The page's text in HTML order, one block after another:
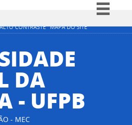
CONTRASTE MAPA DO SITE
Simplifique!
Participe
Acesso à informação
Canais
DA
- UFPB
- MEC